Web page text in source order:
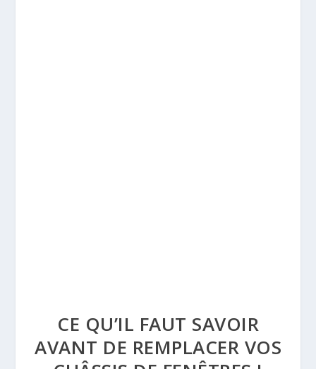
CE QU’IL FAUT SAVOIR
AVANT DE REMPLACER VOS